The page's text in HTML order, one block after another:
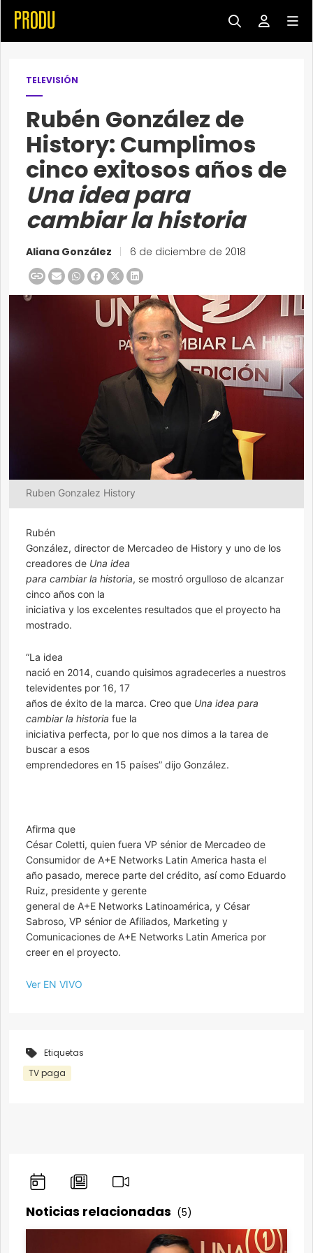
TELEVISIÓN
Rubén González de
History: Cumplimos
cinco exitosos años de
Una idea para
cambiar la historia
Aliana González 6 de diciembre de 2018
Ruben Gonzalez History
Rubén
González, director de Mercadeo de History y uno de los
creadores de Una idea
para cambiar la historia, se mostró orgulloso de alcanzar
cinco años con la
iniciativa y los excelentes resultados que el proyecto ha
mostrado.
“La idea
nació en 2014, cuando quisimos agradecerles a nuestros
televidentes por 16, 17
años de éxito de la marca. Creo que Una idea para
cambiar la historia fue la
iniciativa perfecta, por lo que nos dimos a la tarea de
buscar a esos
emprendedores en 15 países” dijo González.
Afirma que
César Coletti, quien fuera VP sénior de Mercadeo de
Consumidor de A+E Networks Latin America hasta el
año pasado, merece parte del crédito, así como Eduardo
Ruiz, presidente y gerente
general de A+E Networks Latinoamérica, y César
Sabroso, VP sénior de Afiliados, Marketing y
Comunicaciones de A+E Networks Latin America por
creer en el proyecto.
Ver EN VIVO
Etiquetas
TV paga
Noticias relacionadas (5)